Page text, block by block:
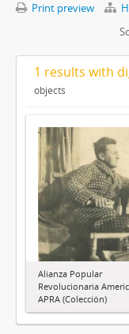
Print preview
1 results with
objects
Alianza Popular
Revolucionaria
APRA (Colección)